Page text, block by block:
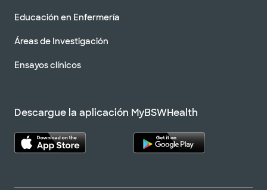
Educación en Enfermería
Áreas de Investigación
Ensayos clínicos
Descargue la aplicación MyBSWHealth